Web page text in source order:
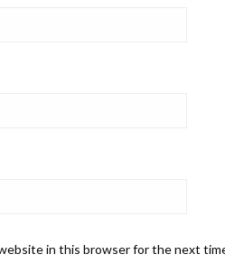
website in this browser for the next